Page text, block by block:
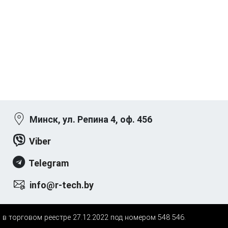
Минск, ул. Репина 4, оф. 456
Viber
Telegram
info@r-tech.by
реестре 27.12.2022 под номером 548 546.